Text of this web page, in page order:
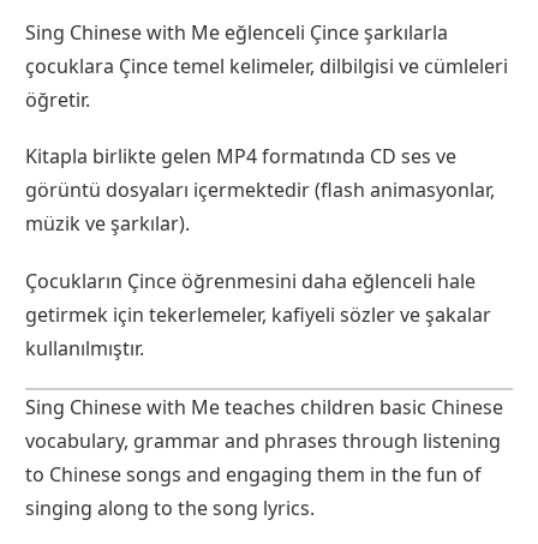
Sing Chinese with Me eğlenceli Çince şarkılarla
çocuklara Çince temel kelimeler, dilbilgisi ve cümleleri
öğretir.
Kitapla birlikte gelen MP4 formatında CD ses ve
görüntü dosyaları içermektedir (flash animasyonlar,
müzik ve şarkılar).
Çocukların Çince öğrenmesini daha eğlenceli hale
getirmek için tekerlemeler, kafiyeli sözler ve şakalar
kullanılmıştır.
Sing Chinese with Me teaches children basic Chinese
vocabulary, grammar and phrases through listening
to Chinese songs and engaging them in the fun of
singing along to the song lyrics.